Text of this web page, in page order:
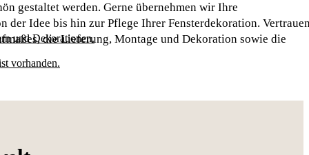
gestaltet werden. Gerne übernehmen wir Ihre
Idee bis hin zur Pflege Ihrer Fensterdekoration.
die Lieferung, Montage und Dekoration sowie die